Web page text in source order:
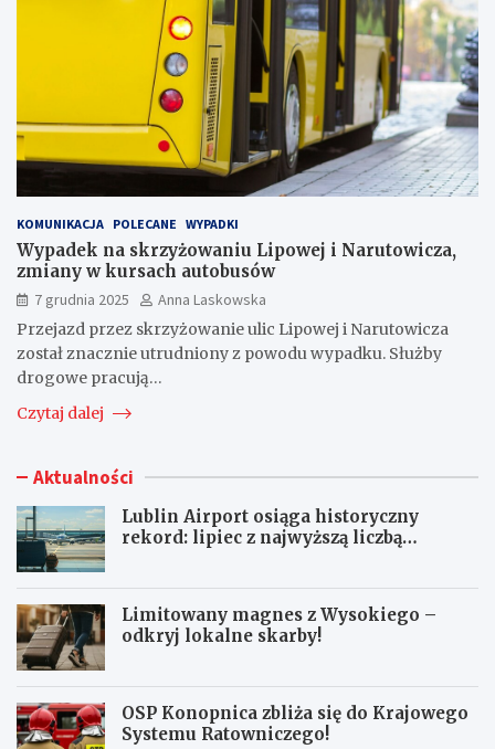
KOMUNIKACJA POLECANE WYPADKI
Wypadek na skrzyżowaniu Lipowej i Narutowicza,
zmiany w kursach autobusów
7 grudnia 2025
Anna Laskowska
Przejazd przez skrzyżowanie ulic Lipowej i Narutowicza
został znacznie utrudniony z powodu wypadku. Służby
drogowe pracują…
Czytaj dalej
Aktualności
Lublin Airport osiąga historyczny
rekord: lipiec z najwyższą liczbą
Limitowany magnes z Wysokiego –
odkryj lokalne skarby!
OSP Konopnica zbliża się do Krajowego
Systemu Ratowniczego!